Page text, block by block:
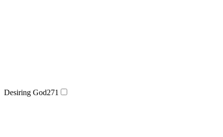
Desiring God271